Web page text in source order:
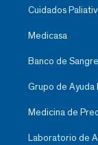
Cuidados
Medicasa
Banco de Sangre
Grupo de Ayuda
Medicina de
Laboratorio de